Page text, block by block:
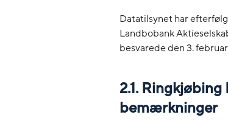
Datatilsynet har
Landbobank
besvarede den 3.
2.1.
bemærkninger